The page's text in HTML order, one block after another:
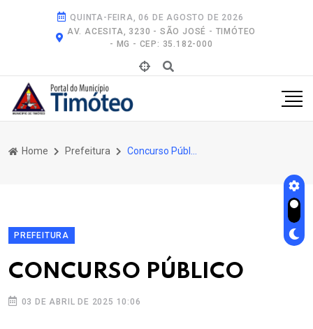
QUINTA-FEIRA, 06 DE AGOSTO DE 2026
AV. ACESITA, 3230 - SÃO JOSÉ - TIMÓTEO
- MG - CEP: 35.182-000
Home Prefeitura
PREFEITURA
CONCURSO PÚBLICO
03 DE ABRIL DE 2025 10:06